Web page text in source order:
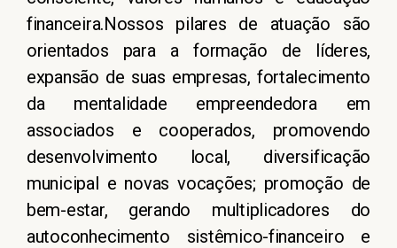
financeira.Nossos pilares de atuação são
orientados para a formação de líderes,
expansão de suas empresas, fortalecimento
da mentalidade empreendedora em
associados e cooperados, promovendo
desenvolvimento local, diversificação
municipal e novas vocações; promoção de
bem-estar, gerando multiplicadores do
autoconhecimento sistêmico-financeiro e